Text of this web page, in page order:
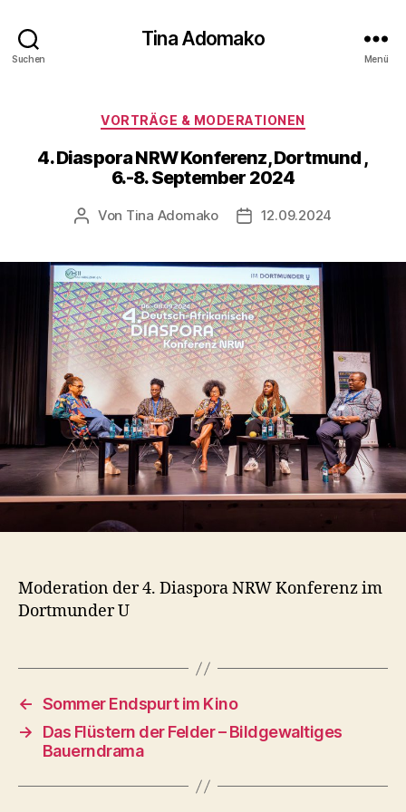
Suchen
Tina Adomako
Menü
Kategorien
VORTRÄGE & MODERATIONEN
4. Diaspora NRW Konferenz, Dortmund ,
6.-8. September 2024
Beitragsautor
Von Tina Adomako Veröffentlichungsdatum
12.09.2024
Moderation der 4. Diaspora NRW Konferenz im
Dortmunder U
← Sommer Endspurt im Kino
→
Das Flüstern der Felder – Bildgewaltiges
Bauerndrama